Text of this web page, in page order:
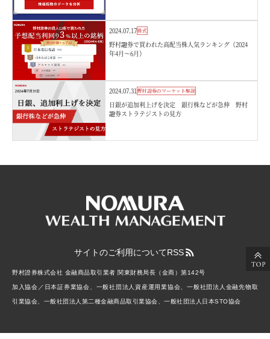
2024.07.17株式
野村證券で買われた高配当株人気ランキング（2024
年4月～6月）
2024.07.31野村證券のマーケット解説
日銀が追加利上げを決定 銀行株などが急伸 野村
證券ストラテジストの見方
サイトのご利用についてRSS
野村證券株式会社 金融商品取引業者 関東財務局長（金商）第142号
加入協会／日本証券業協会、一般社団法人資産運用業協会、一般社団法人金融先物取
引業協会、一般社団法人第二種金融商品取引業協会、一般社団法人日本STO協会